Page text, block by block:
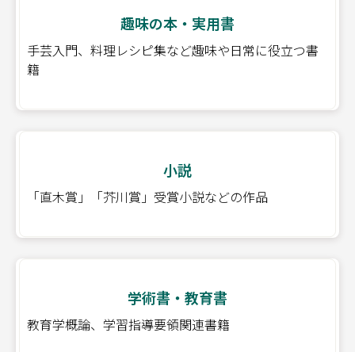
趣味の本・実用書
手芸入門、料理レシピ集など趣味や日常に役立つ書
籍
小説
「直木賞」「芥川賞」受賞小説などの作品
学術書・教育書
教育学概論、学習指導要領関連書籍